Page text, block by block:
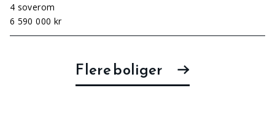
4 soverom
6 590 000 kr
Flere boliger